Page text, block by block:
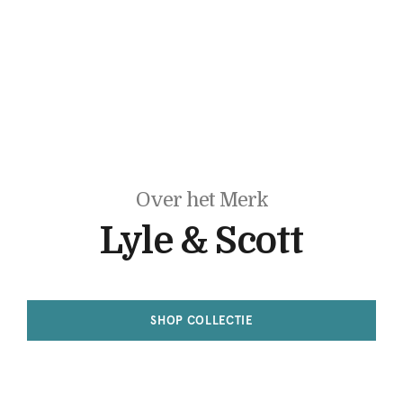
Over het Merk
Lyle & Scott
SHOP COLLECTIE